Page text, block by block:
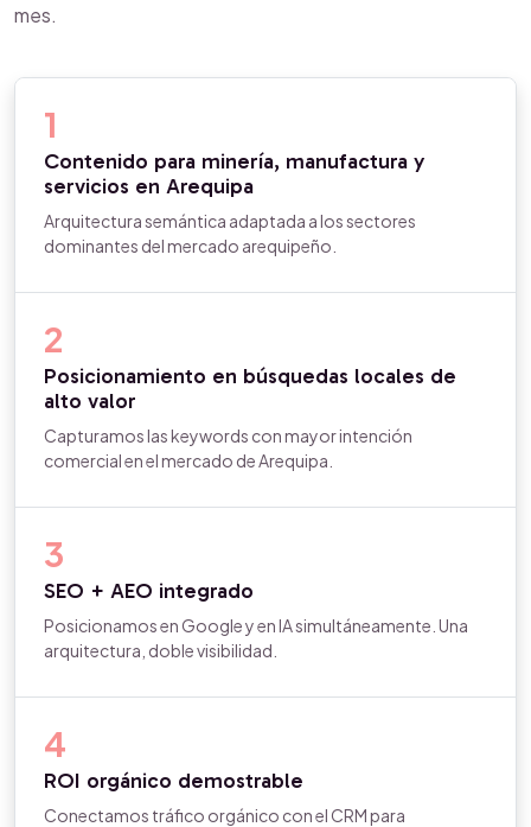
mes.
1
Contenido para minería, manufactura y
servicios en Arequipa
Arquitectura semántica adaptada a los sectores
dominantes del mercado arequipeño.
2
Posicionamiento en búsquedas locales de
alto valor
Capturamos las keywords con mayor intención
comercial en el mercado de Arequipa.
3
SEO + AEO integrado
Posicionamos en Google y en IA simultáneamente. Una
arquitectura, doble visibilidad.
4
ROI orgánico demostrable
Conectamos tráfico orgánico con el CRM para